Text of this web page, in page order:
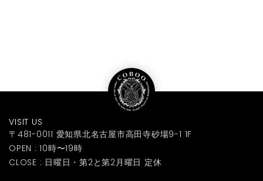
VISIT US
〒481-0011 愛知県北名古屋市高田寺砂場9-1 1F
OPEN : 10時〜19時
CLOSE : 日曜日・第2と第2月曜日 定休